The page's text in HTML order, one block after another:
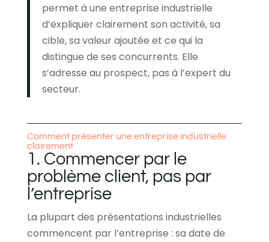
permet à une entreprise industrielle
d’expliquer clairement son activité, sa
cible, sa valeur ajoutée et ce qui la
distingue de ses concurrents. Elle
s’adresse au prospect, pas à l’expert du
secteur.
Comment présenter une entreprise industrielle
clairement
1. Commencer par le
problème client, pas par
l’entreprise
La plupart des présentations industrielles
commencent par l’entreprise : sa date de